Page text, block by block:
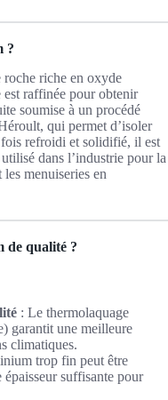
?
roche riche en oxyde
raffinée pour obtenir
soumise à un procédé
qui permet d’isoler
refroidi et solidifié, il est
dans l’industrie pour la
menuiseries en
de qualité ?
: Le thermolaquage
garantit une meilleure
climatiques.
trop fin peut être
suffisante pour